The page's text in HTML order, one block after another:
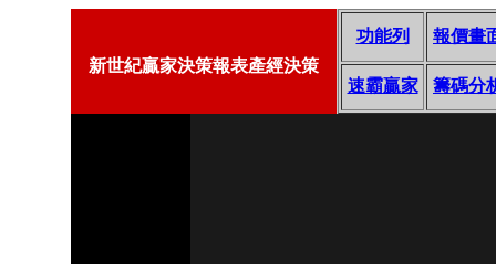
新世紀贏家決策報表產經決策
功能列 報價畫
速霸贏家 籌碼分